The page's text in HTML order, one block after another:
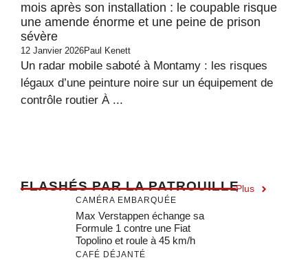
mois après son installation : le coupable risque
une amende énorme et une peine de prison
sévère
12 Janvier 2026Paul Kenett
Un radar mobile saboté à Montamy : les risques
légaux d’une peinture noire sur un équipement de
contrôle routier À ...
FLASHÉS PAR LA PATROUILLEPlus
CAMÉRA EMBARQUÉE
Max Verstappen échange sa
Formule 1 contre une Fiat
Topolino et roule à 45 km/h
CAFÉ DÉJANTÉ